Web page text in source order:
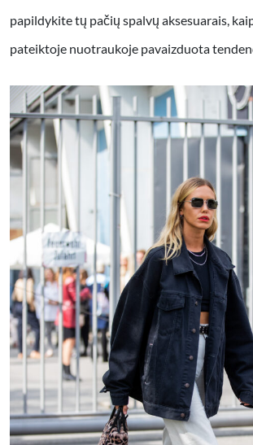
papildykite tų pačių spalvų aksesuarais,
pateiktoje nuotraukoje pavaizduota